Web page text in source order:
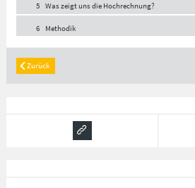
5 Was zeigt uns die Hochrechnung?
6 Methodik
Zurück